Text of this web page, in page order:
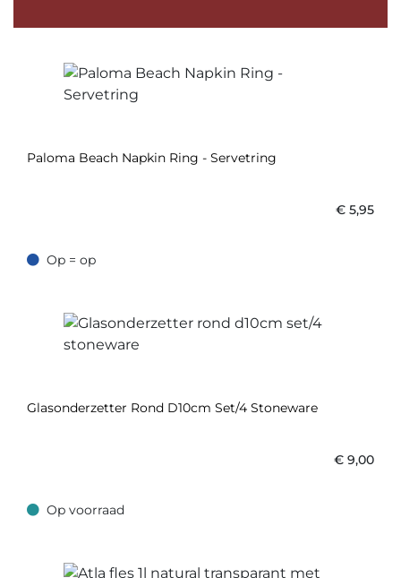
Paloma Beach Napkin Ring - Servetring
€ 5,95
Op = op
Op = op
Glasonderzetter Rond D10cm Set/4 Stoneware
€ 9,00
Op voorraad
Op voorraad